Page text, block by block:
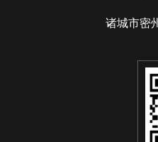
诸城市密